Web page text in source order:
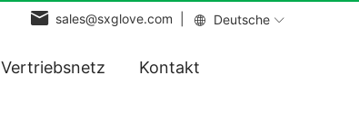
Deutsche
sales@sxglove.com |
Vertriebsnetz Kontakt